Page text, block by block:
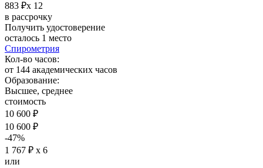
883 ₽х 12
в рассрочку
Получить удостоверение
осталось 1 место
Спирометрия
Кол-во часов:
от 144 академических часов
Образование:
Высшее, среднее
стоимость
10 600 ₽
10 600 ₽
-47%
1 767 ₽ х 6
или